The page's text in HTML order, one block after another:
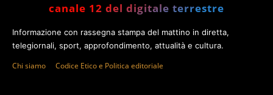
canale 12 del digitale terrestre
Informazione con rassegna stampa del mattino in diretta,
telegiornali, sport, approfondimento, attualità e cultura.
Chi siamo Codice Etico e Politica editoriale